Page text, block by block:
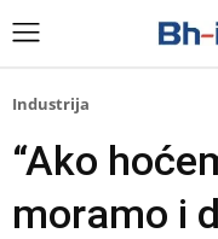
Industrija
“Ako
moramo i